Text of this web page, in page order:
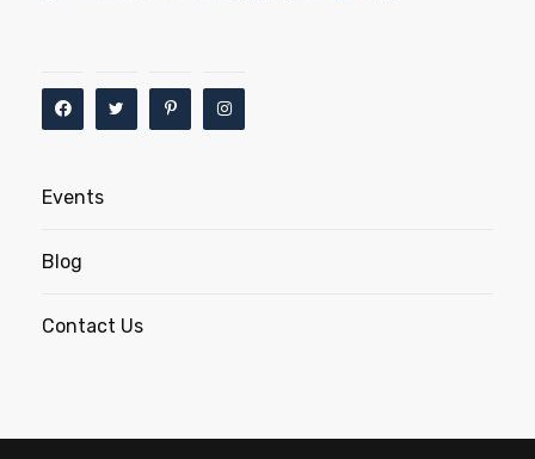
Events
Blog
Contact Us